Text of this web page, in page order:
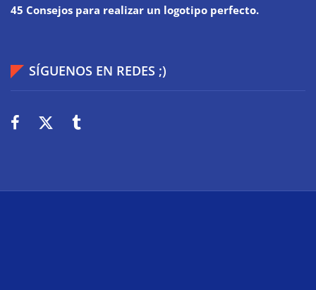
45 Consejos para realizar un logotipo perfecto.
SÍGUENOS EN REDES ;)